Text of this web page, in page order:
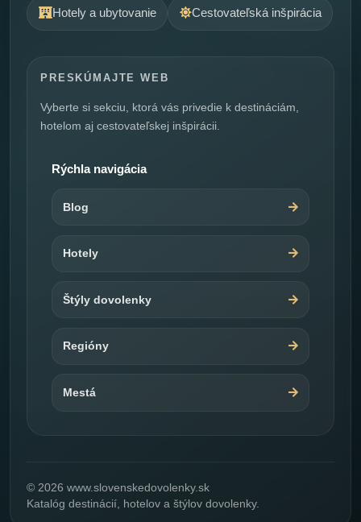
Hotely a ubytovanie Cestovateľská inšpirácia
PRESKÚMAJTE WEB
Vyberte si sekciu, ktorá vás privedie k destináciám,
hotelom aj cestovateľskej inšpirácii.
Rýchla navigácia
Blog
Hotely
Štýly dovolenky
Regióny
Mestá
© 2026 www.slovenskedovolenky.sk
Katalóg destinácií, hotelov a štýlov dovolenky.